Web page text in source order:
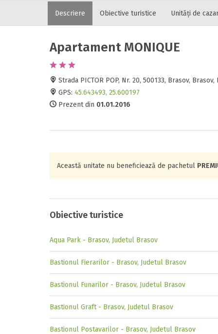
Descriere Obiective turistice Unități de
Apartament MONIQUE
Strada PICTOR POP, Nr. 20, 500133, Brasov, Brasov,
GPS: 45.643493, 25.600197
Prezent din 01.01.2016
Această unitate nu beneficiează de pachetul
Obiective turistice
Aqua Park - Brasov, Judetul Brasov
Bastionul Fierarilor - Brasov, Judetul Brasov
Bastionul Funarilor - Brasov, Judetul Brasov
Bastionul Graft - Brasov, Judetul Brasov
Bastionul Postavarilor - Brasov, Judetul Brasov